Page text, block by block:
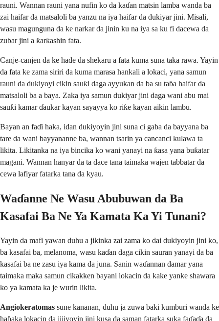
rauni. Wannan rauni yana nufin ko da kaɗan matsin lamba wanda ba
zai haifar da matsaloli ba yanzu na iya haifar da dukiyar jini. Misali,
wasu magunguna da ke narkar da jinin ku na iya sa ku fi dacewa da
zubar jini a ƙarƙashin fata.
Canje-canjen da ke hade da shekaru a fata kuma suna taka rawa. Yayin
da fata ke zama siriri da kuma marasa hankali a lokaci, yana samun
rauni da dukiyoyi cikin sauƙi daga ayyukan da ba su taɓa haifar da
matsaloli ba a baya. Zaka iya samun dukiyar jini daga wani abu mai
sauƙi kamar ɗaukar kayan sayayya ko riƙe kayan aikin lambu.
Bayan an faɗi haka, idan dukiyoyin jini suna ci gaba da bayyana ba
tare da wani bayyananne ba, wannan tsarin ya cancanci kulawa ta
likita. Likitanka na iya bincika ko wani yanayi na ƙasa yana buƙatar
magani. Wannan hanyar da ta dace tana taimaka wajen tabbatar da
cewa lafiyar fatarka tana da kyau.
Waɗanne Ne Wasu Abubuwan da Ba
Kasafai Ba Ne Ya Kamata Ka Yi Tunani?
Yayin da mafi yawan duhu a jikinka zai zama ko dai dukiyoyin jini ko,
ba kasafai ba, melanoma, wasu kaɗan daga cikin sauran yanayi da ba
kasafai ba ne zasu iya kama da juna. Sanin waɗannan damar yana
taimaka maka samun cikakken bayani lokacin da kake yanke shawara
ko ya kamata ka je wurin likita.
Angiokeratomas sune kananan, duhu ja zuwa baki kumburi wanda ke
haɓaka lokacin da jijiyoyin jini kusa da saman fatarka suka faɗaɗa da